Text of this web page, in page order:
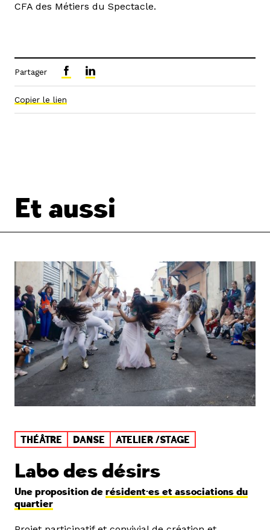
CFA des Métiers du Spectacle.
Partager
Copier le lien
Et aussi
THÉÂTRE DANSE ATELIER /STAGE
Labo des désirs
Une proposition de résident·es et associations du
quartier